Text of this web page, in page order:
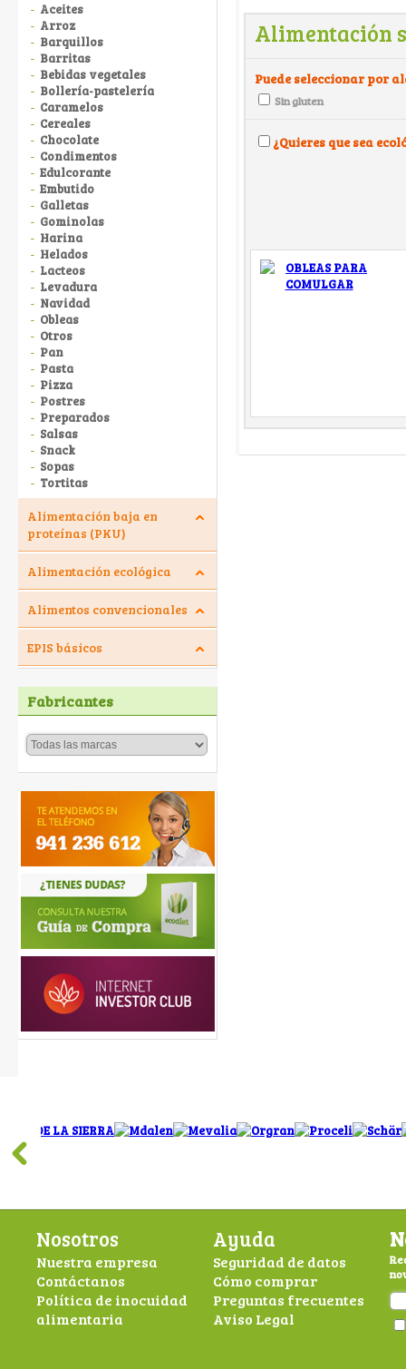
Aceites
Arroz
Barquillos
Barritas
Bebidas vegetales
Bollería-pastelería
Caramelos
Cereales
Chocolate
Condimentos
Edulcorante
Embutido
Galletas
Gominolas
Harina
Helados
Lacteos
Levadura
Navidad
Obleas
Otros
Pan
Pasta
Pizza
Postres
Preparados
Salsas
Snack
Sopas
Tortitas
Alimentación baja en
proteínas (PKU)
Alimentación ecológica
Alimentos convencionales
EPIS básicos
Fabricantes
Alimentación
Puede seleccionar por
Sin gluten
¿Quieres que sea
Nosotros
Nuestra empresa
Contáctanos
Política de inocuidad
alimentaria
Ayuda
Seguridad de datos
Cómo comprar
Preguntas frecuentes
Aviso Legal